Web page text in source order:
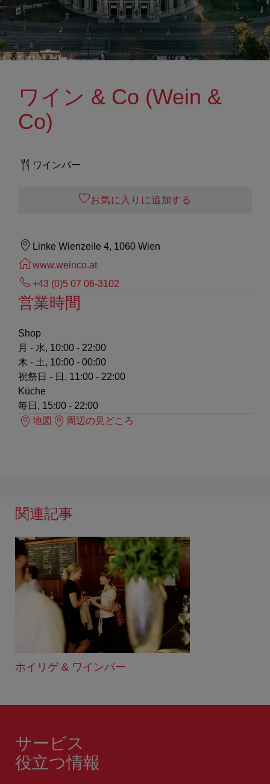
ワイン & Co (Wein &
Co)
ワインバー
お気に入りに追加する
Linke Wienzeile 4, 1060 Wien
www.weinco.at
+43 (0)5 07 06-3102
営業時間
Shop
月 - 水, 10:00 - 22:00
木 - 土, 10:00 - 00:00
祝祭日 - 日, 11:00 - 22:00
Küche
毎日, 15:00 - 22:00
地図
周辺の見どころ
関連記事
ホイリゲ & ワインバー
サービス
役立つ情報